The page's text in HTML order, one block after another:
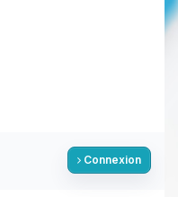
Connexion